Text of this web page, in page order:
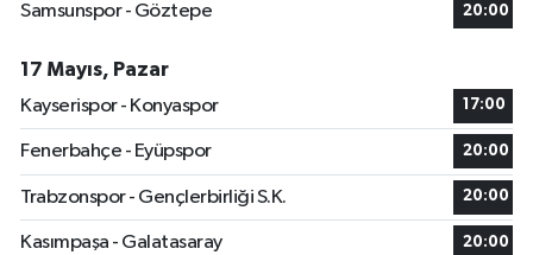
Samsunspor - Göztepe 20:00
17 Mayıs, Pazar
Kayserispor - Konyaspor
17:00
Fenerbahçe - Eyüpspor 20:00
Trabzonspor - Gençlerbirliği S.K. 20:00
Kasımpaşa - Galatasaray 20:00